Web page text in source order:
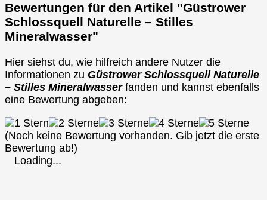
Bewertungen für den Artikel "Güstrower
Schlossquell Naturelle – Stilles
Mineralwasser"
Hier siehst du, wie hilfreich andere Nutzer die
Informationen zu Güstrower Schlossquell Naturelle
– Stilles Mineralwasserfanden und kannst ebenfalls
eine Bewertung abgeben:
(Noch keine Bewertung vorhanden. Gib jetzt die erste
Bewertung ab!)
Loading...